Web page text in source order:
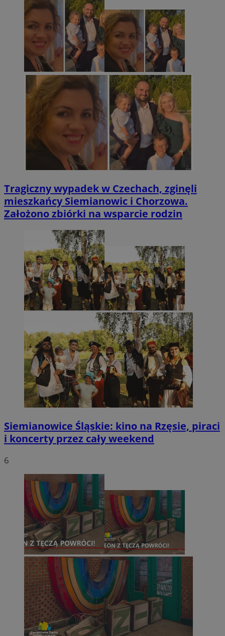
Tragiczny wypadek w Czechach, zginęli
mieszkańcy Siemianowic i Chorzowa.
Założono zbiórki na wsparcie rodzin
Siemianowice Śląskie: kino na Rzęsie, piraci
i koncerty przez cały weekend
6